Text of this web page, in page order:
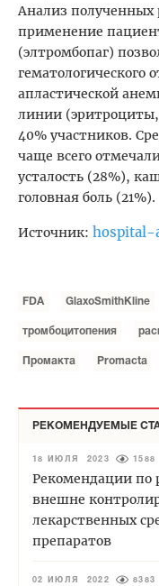
Анализ полученных
применение
(элтромбопаг)
гематологического
апластической
линии
40% участников.
чаще всего
усталость (28%),
головная боль (21%).
Источник: hospital-
FDA GlaxoSmithKline
тромбоцитопения
Промакта Promacta
РЕКОМЕНДУЕМЫЕ
18 ИЮЛЯ 2023 1588
Рекомендации по
внешне
лекарственных
препаратов
02 ИЮЛЯ 2022 8383